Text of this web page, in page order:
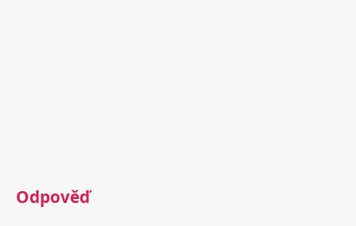
Odpověď